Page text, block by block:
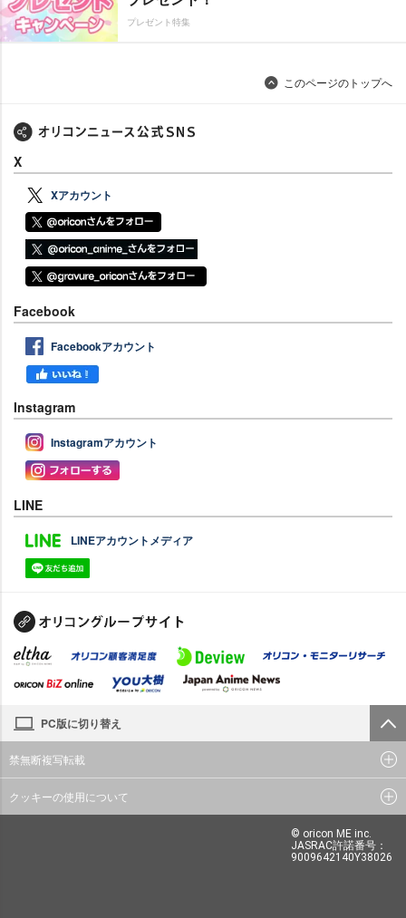
プレゼント特集
このページのトップへ
X
Xアカウント
Facebook
Facebookアカウント
Instagram
Instagramアカウント
LINE
LINEアカウントメディア
PC版に切り替え
禁無断複写転載
クッキーの使用について
© oricon ME inc.
JASRAC許諾番号：
9009642140Y38026